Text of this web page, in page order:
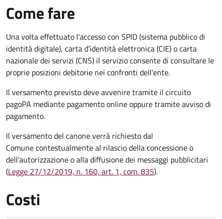
Come fare
Una volta effettuato l'accesso con SPID (sistema pubblico di
identità digitale), carta d’identità elettronica (CIE) o carta
nazionale dei servizi (CNS) il servizio consente di consultare le
proprie posizioni debitorie nei confronti dell'ente.
Il versamento previsto deve avvenire tramite il circuito
pagoPA mediante pagamento online oppure tramite avviso di
pagamento.
Il versamento del canone verrà richiesto dal
Comune contestualmente al rilascio della concessione o
dell'autorizzazione o alla diffusione dei messaggi pubblicitari
(Legge 27/12/2019, n. 160, art. 1, com. 835).
Costi